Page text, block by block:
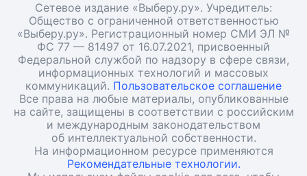
Сетевое издание «Выберу.ру». Учредитель:
Общество с ограниченной ответственностью
«Выберу.ру». Регистрационный номер СМИ ЭЛ №
ФС 77 — 81497 от 16.07.2021, присвоенный
Федеральной службой по надзору в сфере связи,
информационных технологий и массовых
коммуникаций. Пользовательское соглашение
Все права на любые материалы, опубликованные
на сайте, защищены в соответствии с российским
и международным законодательством
об интеллектуальной собственности.
На информационном ресурсе применяются
Рекомендательные технологии.